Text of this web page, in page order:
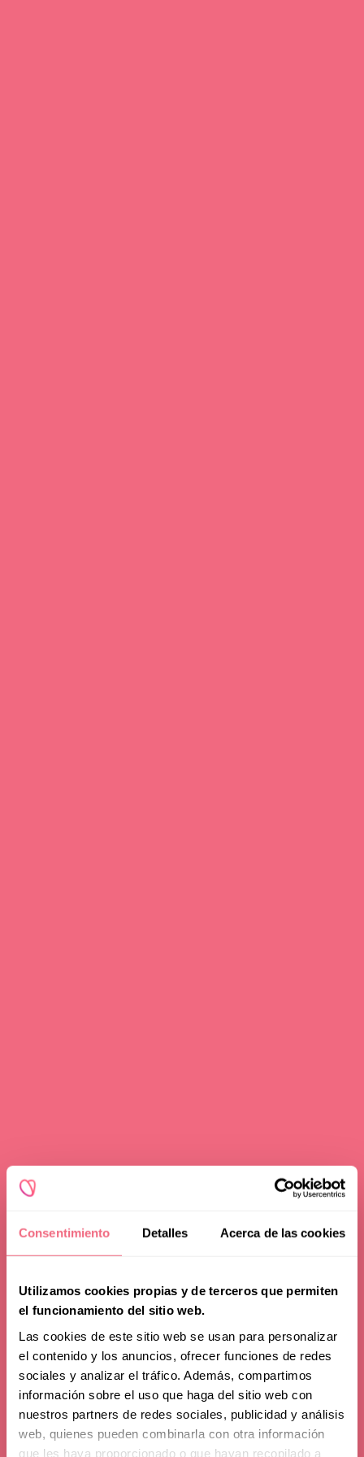
Consentimiento Detalles Acerca de las cookies
Utilizamos cookies propias y de terceros que permiten
el funcionamiento del sitio web.
Las cookies de este sitio web se usan para personalizar
el contenido y los anuncios, ofrecer funciones de redes
sociales y analizar el tráfico. Además, compartimos
información sobre el uso que haga del sitio web con
nuestros partners de redes sociales, publicidad y análisis
web, quienes pueden combinarla con otra información
que les haya proporcionado o que hayan recopilado a
Advice
Flawless Hair Removal